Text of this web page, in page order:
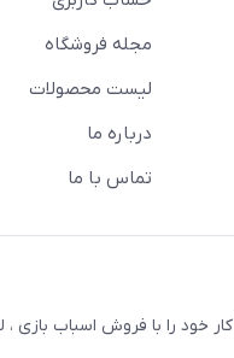
مجله فروشگاه
لیست محصولات
درباره ما
تماس با ما
فروشگاه اینترنتی بستویز ( اسفندیان سابق ) در سال